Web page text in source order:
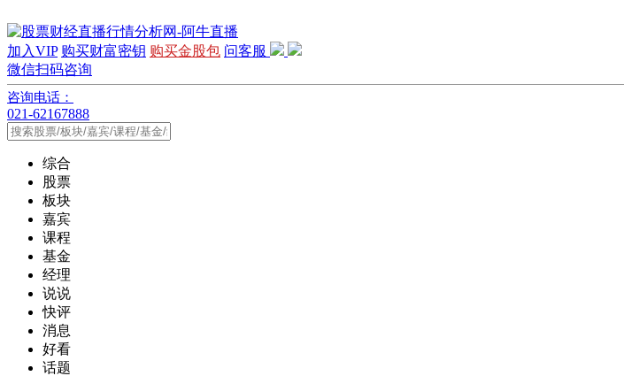
加入VIP 购买财富密钥 购买金股包 问客服
微信扫码咨询
咨询电话：
021-62167888
综合
股票
板块
嘉宾
课程
基金
经理
说说
快评
消息
好看
话题